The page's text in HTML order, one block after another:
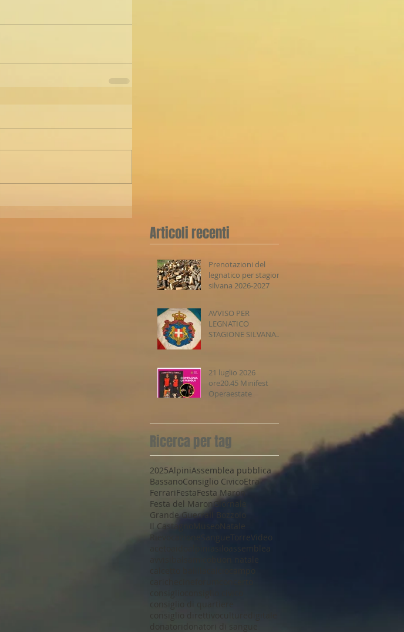
Articoli recenti
Prenotazioni del
legnatico per stagione
silvana 2026-2027
AVVISO PER
LEGNATICO
STAGIONE SILVANA
21 luglio 2026
ore20.45 Minifest
Operaestate
Ricerca per tag
2025AlpiniAssemblea pubblica
BassanoConsiglio CivicoEtra
FerrariFestaFesta Maron
Festa del MaronGiornale
Grande Guerra
Il Castagno
Natale
TorreVideo
assemblea
buon natale
donatori di sangue